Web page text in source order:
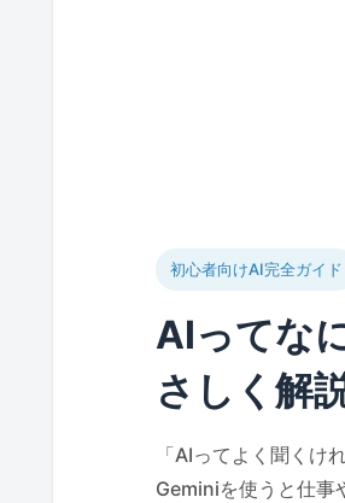
初心者向けAI完全ガイド
AIってな
さしく解
「AIってよく聞く
Geminiを使うと仕事